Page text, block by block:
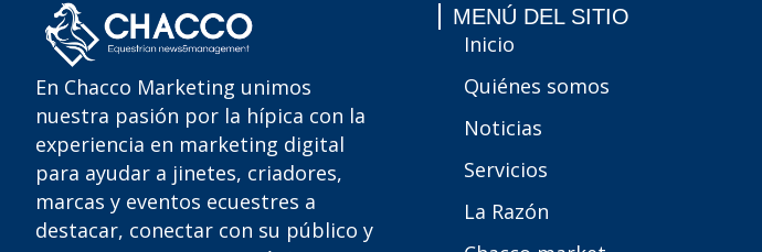
En Chacco Marketing unimos
nuestra pasión por la hípica con la
experiencia en marketing digital
para ayudar a jinetes, criadores,
marcas y eventos ecuestres a
destacar, conectar con su público y
MENÚ DEL SITIO
Inicio
Quiénes somos
Noticias
Servicios
La Razón